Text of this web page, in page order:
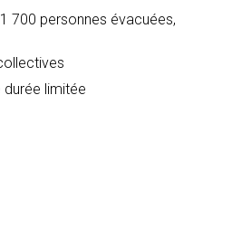
700 personnes évacuées,
limitée